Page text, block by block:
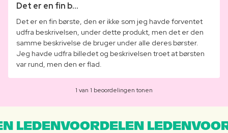
Det er en fin b...
Det er en fin børste, den er ikke som jeg havde forventet
udfra beskrivelsen, under dette produkt, men det er den
samme beskrivelse de bruger under alle deres børster.
Jeg havde udfra billedet og beskrivelsen troet at børsten
var rund, men den er flad.
1 van 1 beoordelingen tonen
LEDENVOORDELEN